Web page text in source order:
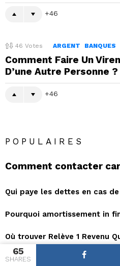
65
SHARES
46
46 Votes ARGENT BANQUES
Comment Faire Un
D’une Autre Personne ?
46
POPULAIRES
Comment contacter
Qui paye les dettes en cas
Pourquoi amortissement in
Où trouver Relève 1 Revenu
Comment faire si aucune